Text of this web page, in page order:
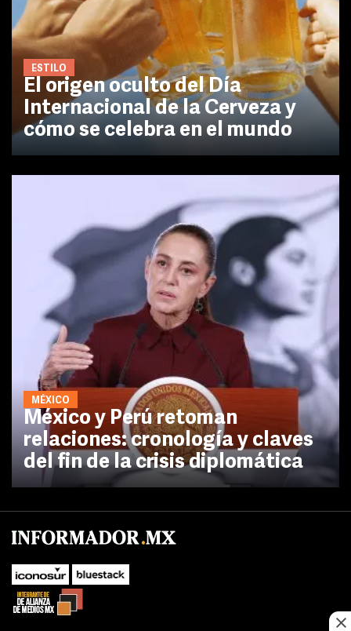
ESTILO
El origen oculto del Día
Internacional de la Cerveza y
cómo se celebra en el mundo
MÉXICO
México y Perú retoman
relaciones: cronología y claves
del fin de la crisis diplomática